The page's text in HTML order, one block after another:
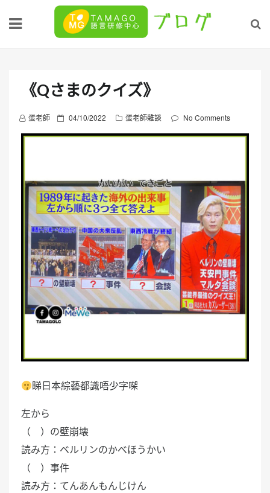
《Qさまのクイズ》
蛋老師
P
o
d
o
n
04/10/2022 蛋老師雜談 No Comments
睇日本綜藝都識唔少字㗎
左から
（ ）の壁崩壊
読み方：ベルリンのかべほうかい
（ ）事件
読み方：てんあんもんじけん